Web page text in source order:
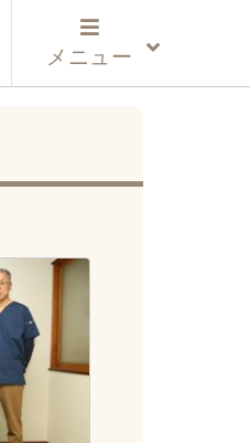
メニュー